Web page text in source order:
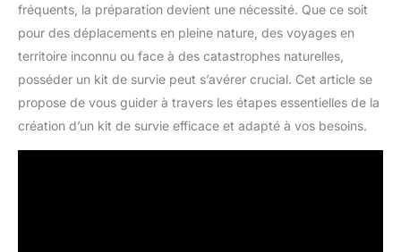
fréquents, la préparation devient une nécessité. Que ce soit
pour des déplacements en pleine nature, des voyages en
territoire inconnu ou face à des catastrophes naturelles,
posséder un kit de survie peut s’avérer crucial. Cet article se
propose de vous guider à travers les étapes essentielles de la
création d’un kit de survie efficace et adapté à vos besoins.